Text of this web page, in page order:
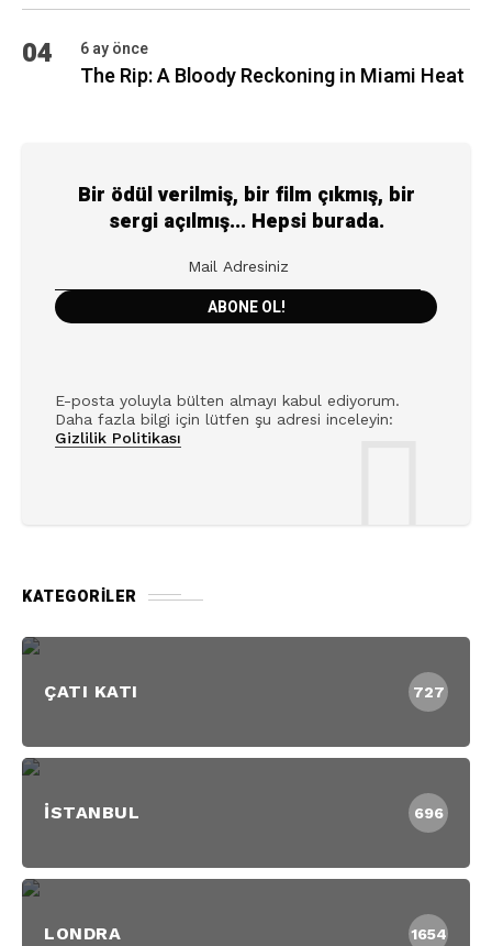
04 6 ay önce
The Rip: A Bloody Reckoning in Miami Heat
Bir ödül verilmiş, bir film çıkmış, bir
sergi açılmış... Hepsi burada.
E-posta yoluyla bülten almayı kabul ediyorum.
Daha fazla bilgi için lütfen şu adresi inceleyin:
Gizlilik Politikası
KATEGORILER
ÇATI KATI 727
İSTANBUL 696
LONDRA 1654